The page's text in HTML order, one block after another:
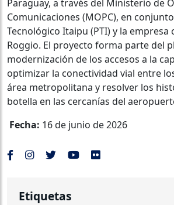
Paraguay, a través del Ministerio de
Comunicaciones (MOPC), en
Tecnológico Itaipu (PTI) y la
Roggio. El proyecto forma parte del
modernización de los accesos a la
optimizar la conectividad vial entre
área metropolitana y resolver los
botella en las cercanías del
Fecha: 16 de junio de 2026
Etiquetas